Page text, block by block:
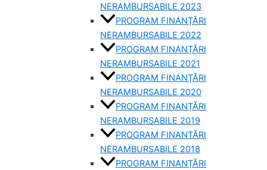
NERAMBURSABILE 2023
PROGRAM FINANȚĂRI
NERAMBURSABILE 2022
PROGRAM FINANȚĂRI
NERAMBURSABILE 2021
PROGRAM FINANȚĂRI
NERAMBURSABILE 2020
PROGRAM FINANȚĂRI
NERAMBURSABILE 2019
PROGRAM FINANTĂRI
NERAMBURSABILE 2018
PROGRAM FINANȚĂRI